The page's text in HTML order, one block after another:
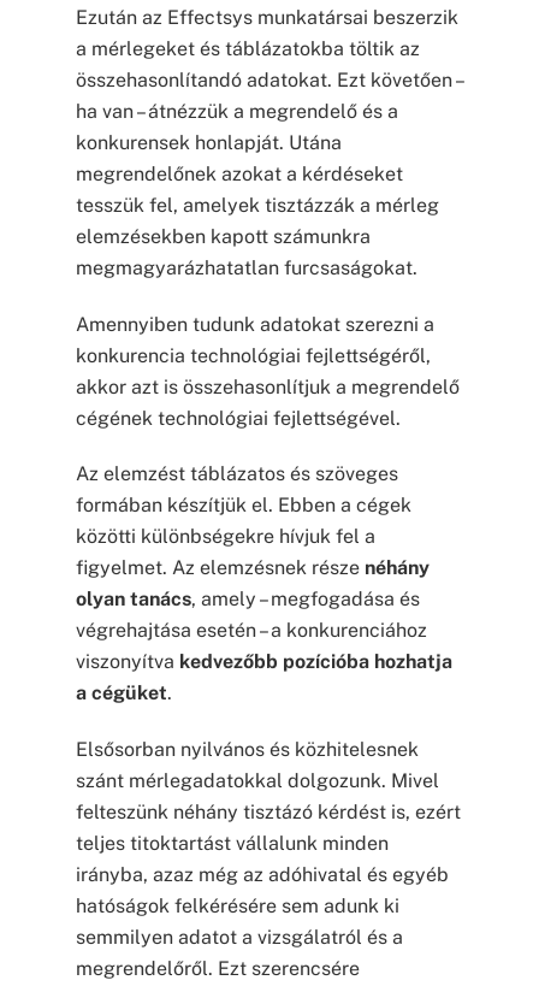
Ezután az Effectsys munkatársai beszerzik
a mérlegeket és táblázatokba töltik az
összehasonlítandó adatokat. Ezt követően –
ha van – átnézzük a megrendelő és a
konkurensek honlapját. Utána
megrendelőnek azokat a kérdéseket
tesszük fel, amelyek tisztázzák a mérleg
elemzésekben kapott számunkra
megmagyarázhatatlan furcsaságokat.
Amennyiben tudunk adatokat szerezni a
konkurencia technológiai fejlettségéről,
akkor azt is összehasonlítjuk a megrendelő
cégének technológiai fejlettségével.
Az elemzést táblázatos és szöveges
formában készítjük el. Ebben a cégek
közötti különbségekre hívjuk fel a
figyelmet. Az elemzésnek része néhány
olyan tanács, amely – megfogadása és
végrehajtása esetén – a konkurenciához
viszonyítva kedvezőbb pozícióba hozhatja
a cégüket.
Elsősorban nyilvános és közhitelesnek
szánt mérlegadatokkal dolgozunk. Mivel
felteszünk néhány tisztázó kérdést is, ezért
teljes titoktartást vállalunk minden
irányba, azaz még az adóhivatal és egyéb
hatóságok felkérésére sem adunk ki
semmilyen adatot a vizsgálatról és a
megrendelőről. Ezt szerencsére